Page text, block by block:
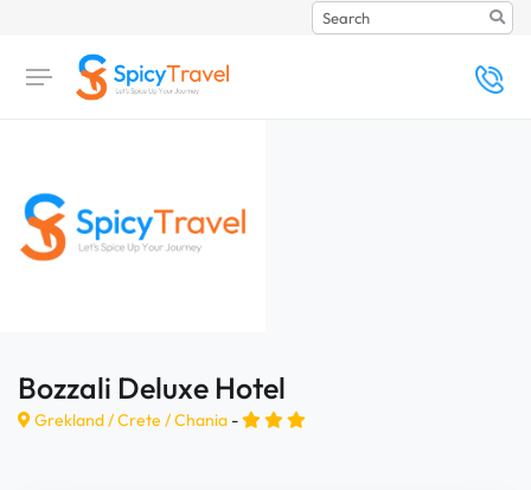
Search
Bozzali Deluxe Hotel
Grekland /Crete /Chania -